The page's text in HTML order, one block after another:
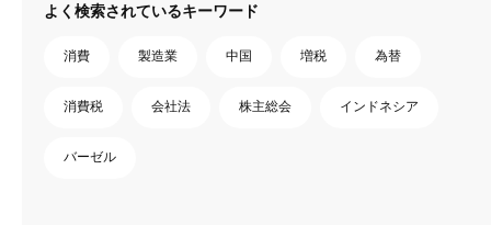
よく検索されているキーワード
消費 製造業 中国 増税 為替
消費税 会社法 株主総会 インドネシア
バーゼル